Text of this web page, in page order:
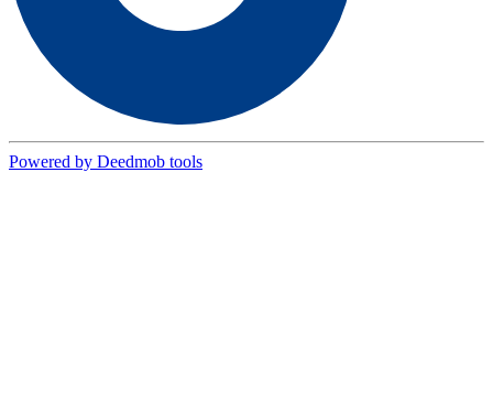
Powered by Deedmob tools